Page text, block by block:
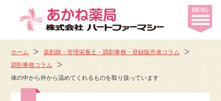
ホーム
薬剤師・管理栄養士・調剤事務・登録販売者コラム
調剤事務コラム
体の中から外から温めてくれるものを取り扱っています